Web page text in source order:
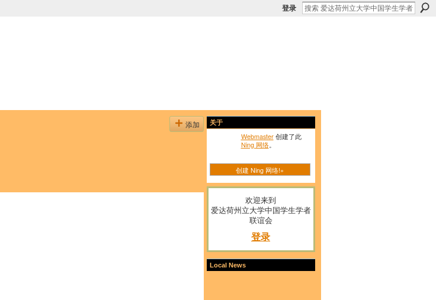
登录
添加 关于
Webmaster创建了此
Ning 网络。
创建 Ning 网络!»
欢迎来到
爱达荷州立大学中国学生学者
联谊会
登录
Local News